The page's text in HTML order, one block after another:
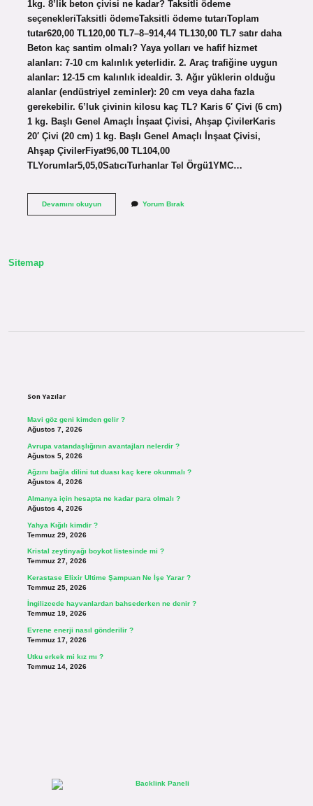
1kg. 8’lik beton çivisi ne kadar? Taksitli ödeme
seçenekleriTaksitli ödemeTaksitli ödeme tutarıToplam
tutar620,00 TL120,00 TL7–8–914,44 TL130,00 TL7 satır daha
Beton kaç santim olmalı? Yaya yolları ve hafif hizmet
alanları: 7-10 cm kalınlık yeterlidir. 2. Araç trafiğine uygun
alanlar: 12-15 cm kalınlık idealdir. 3. Ağır yüklerin olduğu
alanlar (endüstriyel zeminler): 20 cm veya daha fazla
gerekebilir. 6’luk çivinin kilosu kaç TL? Karis 6′ Çivi (6 cm)
1 kg. Başlı Genel Amaçlı İnşaat Çivisi, Ahşap ÇivilerKaris
20′ Çivi (20 cm) 1 kg. Başlı Genel Amaçlı İnşaat Çivisi,
Ahşap ÇivilerFiyat96,00 TL104,00
TLYorumlar5,05,0SatıcıTurhanlar Tel Örgü1YMC…
Devamını okuyunBeton
Yorum Bırak
Sitemap
Son Yazılar
Mavi göz geni kimden gelir ?
Ağustos 7, 2026
Avrupa vatandaşlığının avantajları nelerdir ?
Ağustos 5, 2026
Ağzını bağla dilini tut duası kaç kere okunmalı ?
Ağustos 4, 2026
Almanya için hesapta ne kadar para olmalı ?
Ağustos 4, 2026
Yahya Kığılı kimdir ?
Temmuz 29, 2026
Kristal zeytinyağı boykot listesinde mi ?
Temmuz 27, 2026
Kerastase Elixir Ultime Şampuan Ne İşe Yarar ?
Temmuz 25, 2026
İngilizcede hayvanlardan bahsederken ne denir ?
Temmuz 19, 2026
Evrene enerji nasıl gönderilir ?
Temmuz 17, 2026
Utku erkek mi kız mı ?
Temmuz 14, 2026